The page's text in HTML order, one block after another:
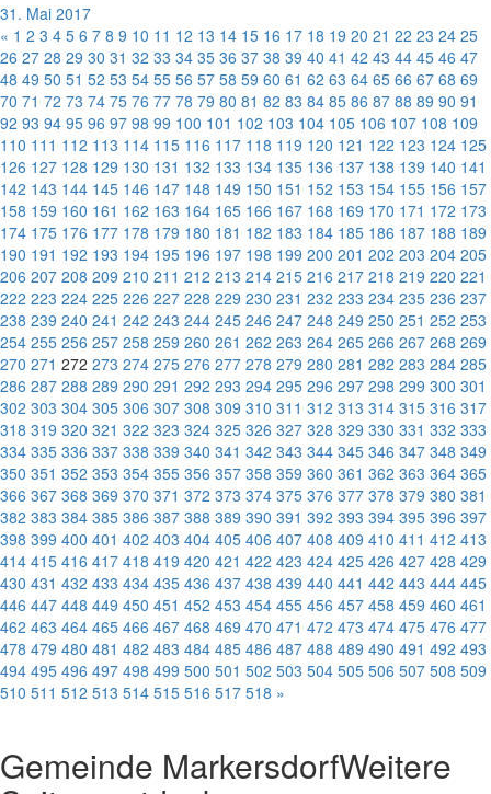
31. Mai 2017
« 1 2 3 4 5 6 7 8 9 10 11 12 13 14 15 16 17 18 19 20 21 22 23 24 25
26 27 28 29 30 31 32 33 34 35 36 37 38 39 40 41 42 43 44 45 46 47
48 49 50 51 52 53 54 55 56 57 58 59 60 61 62 63 64 65 66 67 68 69
70 71 72 73 74 75 76 77 78 79 80 81 82 83 84 85 86 87 88 89 90 91
92 93 94 95 96 97 98 99 100 101 102 103 104 105 106 107 108 109
110 111 112 113 114 115 116 117 118 119 120 121 122 123 124 125
126 127 128 129 130 131 132 133 134 135 136 137 138 139 140 141
142 143 144 145 146 147 148 149 150 151 152 153 154 155 156 157
158 159 160 161 162 163 164 165 166 167 168 169 170 171 172 173
174 175 176 177 178 179 180 181 182 183 184 185 186 187 188 189
190 191 192 193 194 195 196 197 198 199 200 201 202 203 204 205
206 207 208 209 210 211 212 213 214 215 216 217 218 219 220 221
222 223 224 225 226 227 228 229 230 231 232 233 234 235 236 237
238 239 240 241 242 243 244 245 246 247 248 249 250 251 252 253
254 255 256 257 258 259 260 261 262 263 264 265 266 267 268 269
270 271 272 273 274 275 276 277 278 279 280 281 282 283 284 285
286 287 288 289 290 291 292 293 294 295 296 297 298 299 300 301
302 303 304 305 306 307 308 309 310 311 312 313 314 315 316 317
318 319 320 321 322 323 324 325 326 327 328 329 330 331 332 333
334 335 336 337 338 339 340 341 342 343 344 345 346 347 348 349
350 351 352 353 354 355 356 357 358 359 360 361 362 363 364 365
366 367 368 369 370 371 372 373 374 375 376 377 378 379 380 381
382 383 384 385 386 387 388 389 390 391 392 393 394 395 396 397
398 399 400 401 402 403 404 405 406 407 408 409 410 411 412 413
414 415 416 417 418 419 420 421 422 423 424 425 426 427 428 429
430 431 432 433 434 435 436 437 438 439 440 441 442 443 444 445
446 447 448 449 450 451 452 453 454 455 456 457 458 459 460 461
462 463 464 465 466 467 468 469 470 471 472 473 474 475 476 477
478 479 480 481 482 483 484 485 486 487 488 489 490 491 492 493
494 495 496 497 498 499 500 501 502 503 504 505 506 507 508 509
510 511 512 513 514 515 516 517 518 »
Gemeinde MarkersdorfWeitere